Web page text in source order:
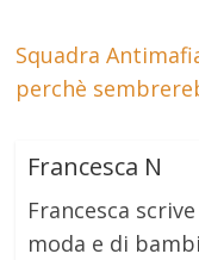
Squadra
perchè
Francesca N
Francesca
moda e di